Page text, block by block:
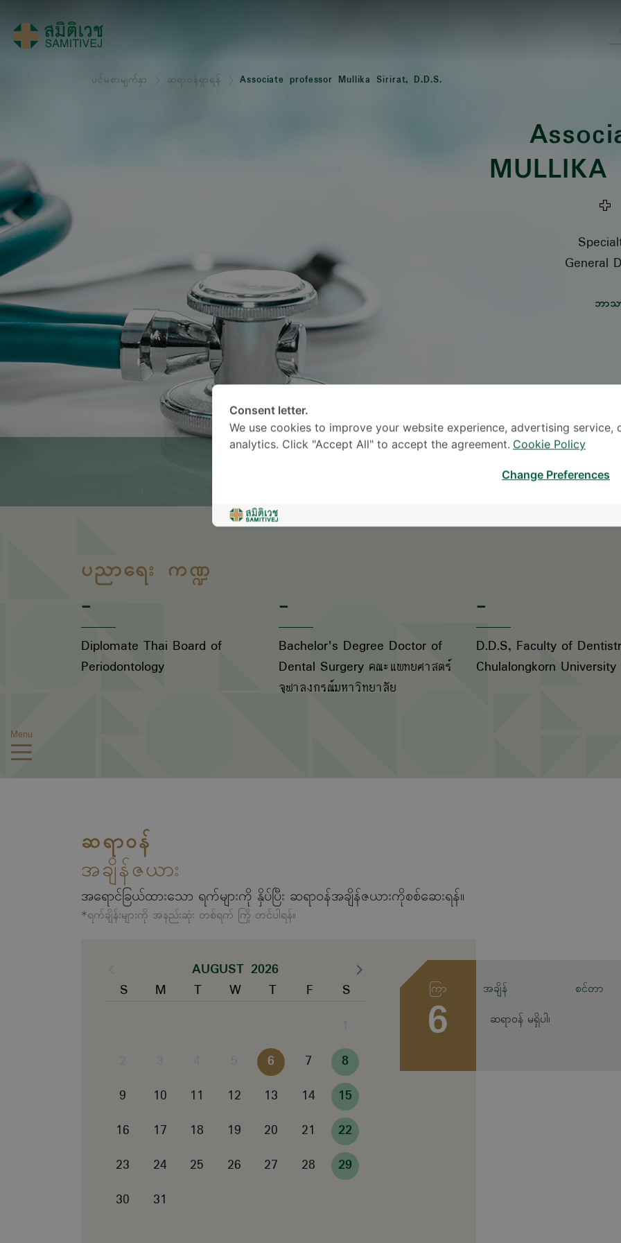
Menu
ပင်မစာမျက်နှာ ဆရာဝန်ရှာရန် Associate professor Mullika Sirirat, D.D.S.
MULLIKA
General
ဘာသ
* လူကြီးမင်း၏ စုံစမ်းမေးမြန်
ပညာရေး ကဏ္ဍ
-
Diplomate Thai Board of
Periodontology
-
Bachelor's Degree Doctor of
Dental Surgery คณะแพทยศาสตร์
จุฬาลงกรณ์มหาวิทยาลัย
-
D.D.S, Faculty of
Chulalongkorn University
ဆရာဝန်
အချိန်ဇယား
အရောင်ခြယ်ထားသော ရက်များကို နှိပ်ပြီး ဆရာဝန်အချိန်ဇယားကိုစစ်ဆေးရန်။
*ရက်ချိန်းများကို အနည်းဆုံး တစ်ရက် ကြို တင်ပါရန်။
AUGUST 2026
S
M T W T F
S
6 7
8
9
10 11 12 13 14
15
16
17 18 19 20 21
22
23
24 25 26 27 28
29
30
31
ကြာ
6
အချိန် စင်တာ
ဆရာဝန် မရှိပါ၊
Consent letter.
We use cookies to improve your website experience, advertising service,
analytics. Click "Accept All" to accept the agreement. Cookie Policy
Change Preferences